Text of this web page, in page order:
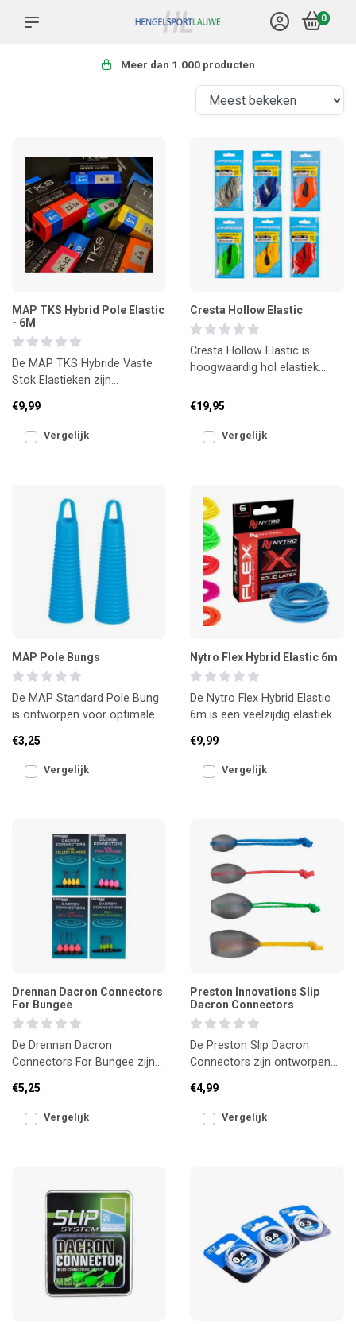
0
Meer dan 1.000 producten
MAP TKS Hybrid Pole Elastic
- 6M
De MAP TKS Hybride Vaste
Stok Elastieken zijn
op zoek zijn naar een betro
€9,99
Vergelijk
Cresta Hollow Elastic
Cresta Hollow Elastic is
hoogwaardig hol elastiek
Ontwikkeld voor maximale
€19,95
Vergelijk
MAP Pole Bungs
De MAP Standard Pole Bung
is ontworpen voor optimale
in het topdeel va
€3,25
Vergelijk
Nytro Flex Hybrid Elastic 6m
De Nytro Flex Hybrid Elastic
6m is een veelzijdig elastiek
mooie balans
€9,99
Vergelijk
Drennan Dacron Connectors
For Bungee
De Drennan Dacron
Connectors For Bungee zijn
connectors voor het
bevestigen va
€5,25
Vergelijk
Preston Innovations Slip
Dacron Connectors
De Preston Slip Dacron
Connectors zijn ontworpen
knoopvriendelijke verbin
€4,99
Vergelijk